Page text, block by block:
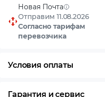
Новая Почта
Отправим 11.08.2026
Согласно тарифам
перевозчика
Условия оплаты
Гарантия и сервис